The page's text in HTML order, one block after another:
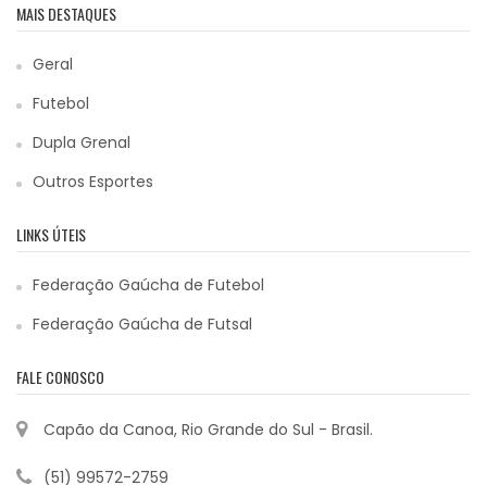
MAIS DESTAQUES
Geral
Futebol
Dupla Grenal
Outros Esportes
LINKS ÚTEIS
Federação Gaúcha de Futebol
Federação Gaúcha de Futsal
FALE CONOSCO
Capão da Canoa, Rio Grande do Sul - Brasil.
(51) 99572-2759